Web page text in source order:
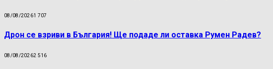
08/08/20261 707
Дрон се взриви в България! Ще подаде ли оставка Румен Радев?
08/08/20262 516